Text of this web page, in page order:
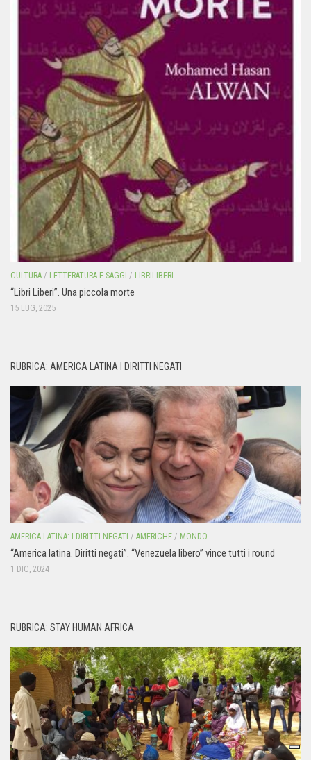
CULTURA / LETTERATURA E SAGGI / LIBRILIBERI
“Libri Liberi”. Una piccola morte
15 LUG, 2025
RUBRICA: AMERICA LATINA I DIRITTI NEGATI
AMERICA LATINA: I DIRITTI NEGATI / AMERICHE / MONDO
“America latina. Diritti negati”. “Venezuela libero” vince tutti i round
1 DIC, 2024
RUBRICA: STAY HUMAN AFRICA